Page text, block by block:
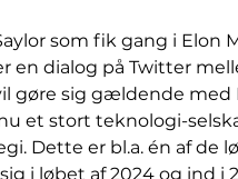
som fik gang i Elon
en dialog på Twitter
gøre sig gældende med
et stort teknologi-
Dette er bl.a. én af
i løbet af 2024 og ind i